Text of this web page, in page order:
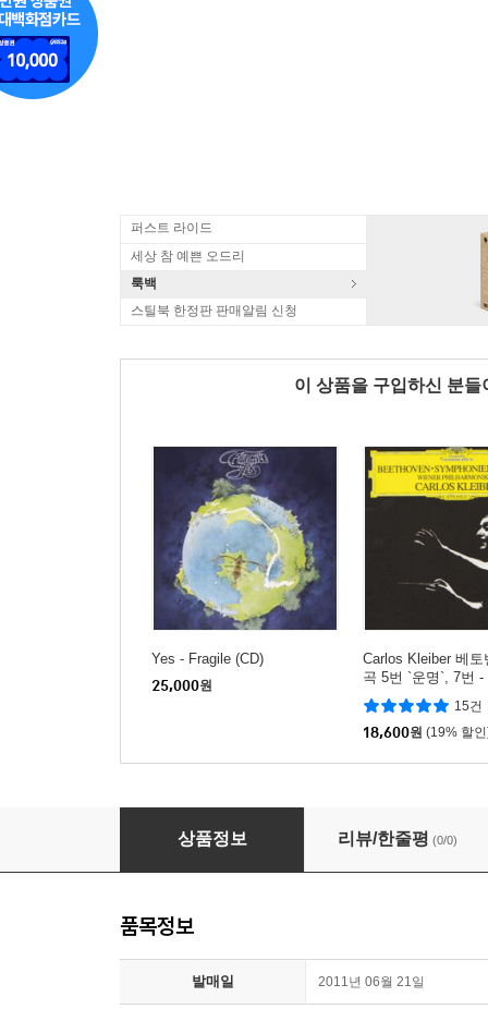
퍼스트 라이드
세상 참 예쁜 오드리
룩백
스틸북 한정판 판매알림 신청
이 상품을 구입하신 분
Yes - Fragile (CD)
25,000원
Carlos Kleiber 베
곡 5번 `운명`, 7번 -
클라이버
hony No.5 & 7)15건
18,600원 (19% 할
Yes - Close To The Edge (CD)
상품정보 리뷰/한줄평 (0/0)
품목정보
발매일 2011년 06월 21일